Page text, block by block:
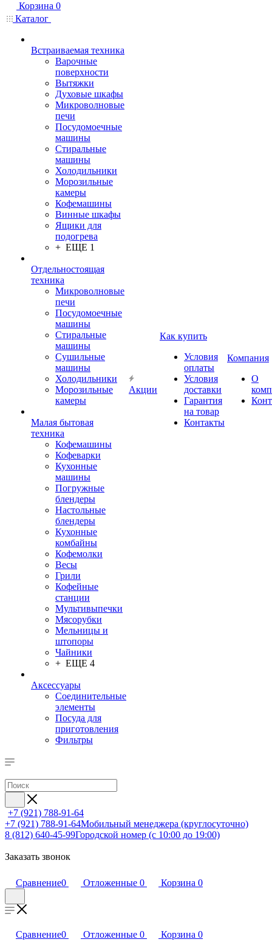
Корзина 0
Каталог
Встраиваемая техника
Варочные
поверхности
Вытяжки
Духовые шкафы
Микроволновые
печи
Посудомоечные
машины
Стиральные
машины
Холодильники
Морозильные
камеры
Кофемашины
Винные шкафы
Ящики для
подогрева
+ ЕЩЕ 1
Отдельностоящая
техника
Микроволновые
печи
Посудомоечные
машины
Стиральные
машины
Сушильные
машины
Холодильники
Морозильные
камеры
Малая бытовая
техника
Кофемашины
Кофеварки
Кухонные
машины
Погружные
блендеры
Настольные
блендеры
Кухонные
комбайны
Кофемолки
Весы
Грили
Кофейные
станции
Мультивыпечки
Мясорубки
Мельницы и
штопоры
Чайники
+ ЕЩЕ 4
Аксессуары
Соединительные
элементы
Посуда для
приготовления
Фильтры
Акции
Как купить
Условия
оплаты
Условия
доставки
Гарантия
на товар
Контакты
Компания
О
+7 (921) 788-91-64
+7 (921) 788-91-64Мобильный менеджера (круглосуточно)
8 (812) 640-45-99Городской номер (с 10:00 до 19:00)
Заказать звонок
Сравнение0 Отложенные 0 Корзина 0
Сравнение0 Отложенные 0 Корзина 0